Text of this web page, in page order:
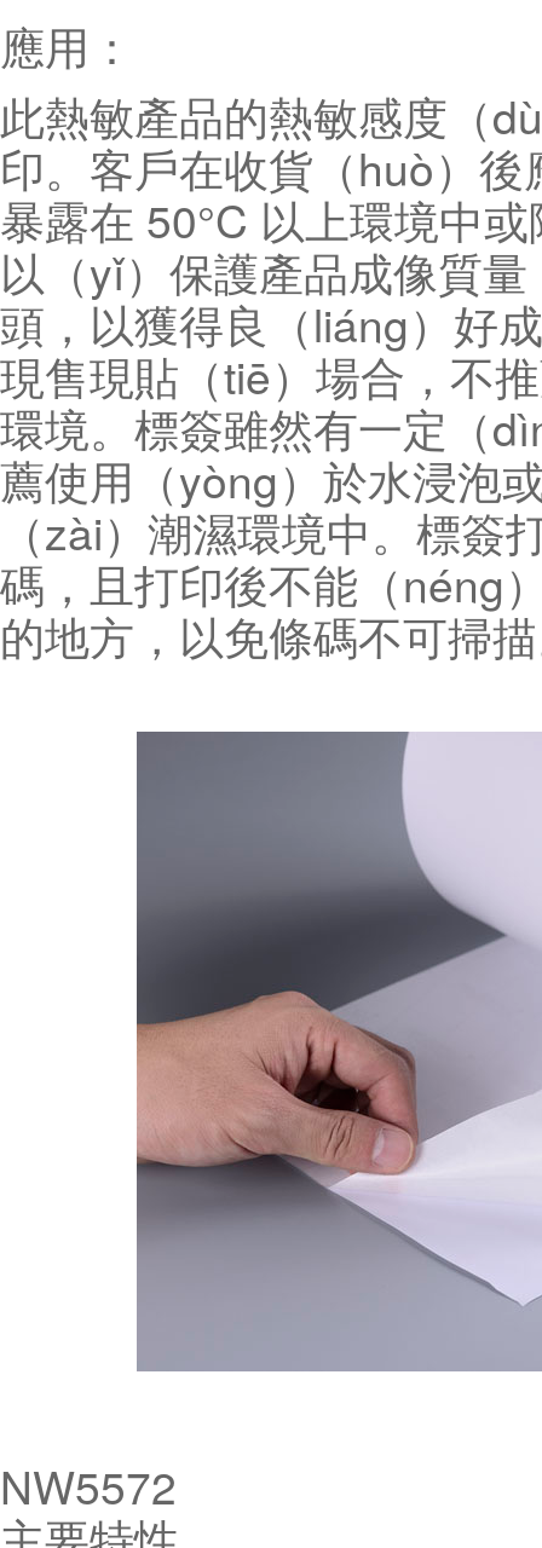
應用：
此熱敏產品的熱敏感度（
印。客戶在收貨（huò）
暴露在 50°C 以上環境中
以（yǐ）保護產品成像質量
頭，以獲得良（liáng）好
現售現貼（tiē）場合，不
環境。標簽雖然有一定（
薦使用（yòng）於水浸泡
（zài）潮濕環境中。 標簽
碼，且打印後不能（néng
的地方，以免條碼不可掃
NW5572